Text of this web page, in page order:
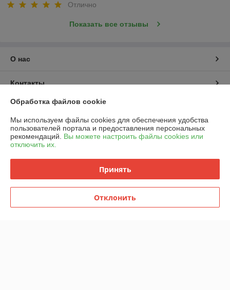
Отлично
Показать все отзывы
О нас
Контакты
Доставка и оплата
График работы
Политика обработки cookies
Обработка файлов cookie
Мы используем файлы cookies для обеспечения удобства
пользователей портала и предоставления персональных
рекомендаций. Вы можете настроить файлы cookies или
отключить их.
Принять
Отклонить